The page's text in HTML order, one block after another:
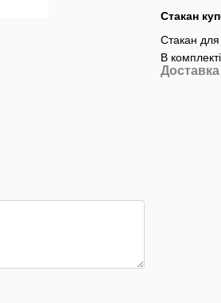
Стакан
Стакан для
В
Доставка